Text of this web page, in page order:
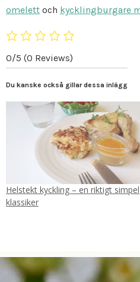
omelett och kycklingburgare
0/5 (0 Reviews)
Du kanske också gillar dessa inlägg
Helstekt kyckling – en riktigt simpel
klassiker